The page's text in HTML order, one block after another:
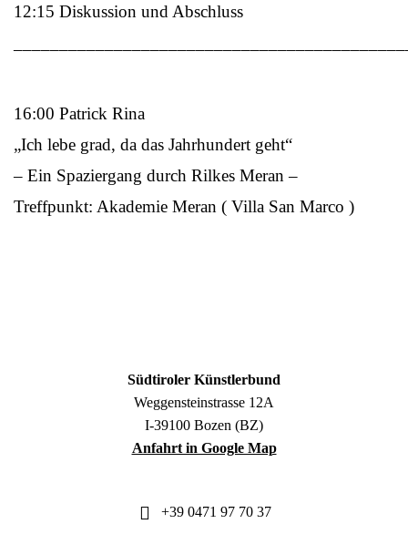
12:15 Diskussion und Abschluss
16:00 Patrick Rina
„Ich lebe grad, da das Jahrhundert geht“
– Ein Spaziergang durch Rilkes Meran –
Treffpunkt: Akademie Meran ( Villa San Marco )
Südtiroler Künstlerbund
Weggensteinstrasse 12A
I-39100 Bozen (BZ)
Anfahrt in Google Map
+39 0471 97 70 37